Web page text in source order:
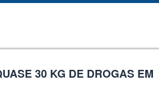
30 KG DE DROGAS EM